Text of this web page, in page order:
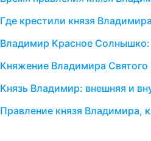
Где крестили князя
Владимир Красное Солнышко:
Княжение Владимира Святого
Князь Владимир: внешняя и
Правление князя Владимира,